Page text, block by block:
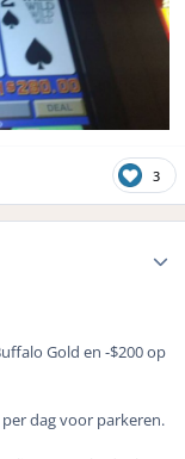
3
Gold en -$200 op
dag voor parkeren.